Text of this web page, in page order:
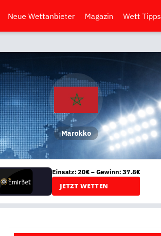
Neue Wettanbieter Magazin Wett Tipps
Marokko
Einsatz: 20€ – Gewinn: 37.8€
JETZT WETTEN